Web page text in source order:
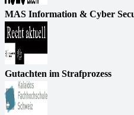
MAS Information & Cyber
Gutachten im Strafprozess